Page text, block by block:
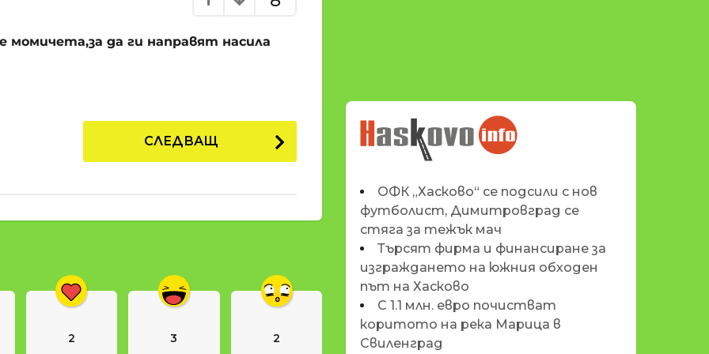
да ги направят насила
СЛЕДВАЩ
2 3 2
НОВИНИТЕ НА
HASKOVO.INFO
ОФК „Хасково“ се подсили с нов
футболист, Димитровград се
стяга за тежък мач
Търсят фирма и финансиране за
изграждането на южния обходен
път на Хасково
С 1.1 млн. евро почистват
коритото на река Марица в
Свиленград